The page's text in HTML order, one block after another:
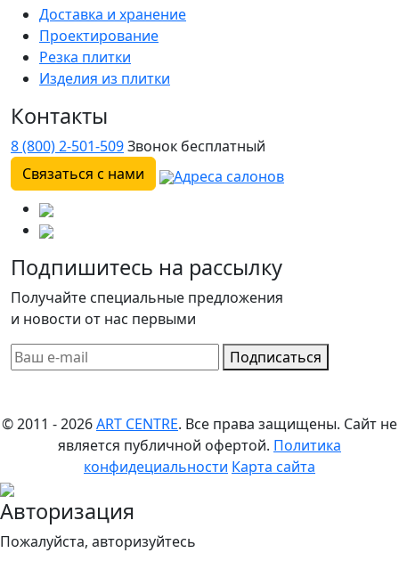
Доставка и хранение
Проектирование
Резка плитки
Изделия из плитки
Контакты
8 (800) 2-501-509Звонок бесплатный
Связаться с нами
Адреса салонов
Подпишитесь на рассылку
Получайте специальные предложения
и новости от нас первыми
Подписаться
© 2011 - 2026ART CENTRE. Все права защищены. Сайт не
является публичной офертой. Политика
конфидециальности Карта сайта
Авторизация
Пожалуйста, авторизуйтесь